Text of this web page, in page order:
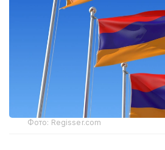
Фото: Regisser.com